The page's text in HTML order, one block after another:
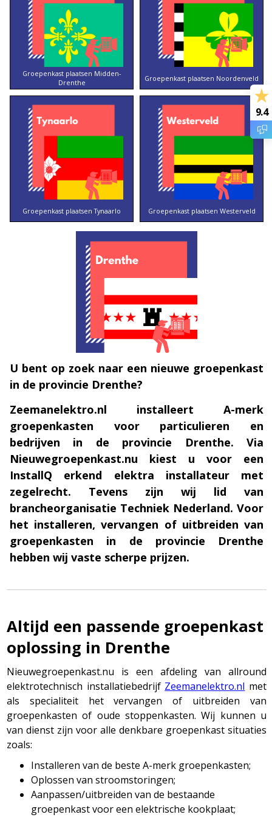
Groepenkast plaatsen Midden-
Drenthe
Groepenkast plaatsen Noordenveld
Groepenkast plaatsen Tynaarlo Groepenkast plaatsen Westerveld
U bent op zoek naar een nieuwe groepenkast
in de provincie Drenthe?
Zeemanelektro.nl installeert A-merk
groepenkasten voor particulieren en
bedrijven in de provincie Drenthe. Via
Nieuwegroepenkast.nu kiest u voor een
InstallQ erkend elektra installateur met
zegelrecht. Tevens zijn wij lid van
brancheorganisatie Techniek Nederland. Voor
het installeren, vervangen of uitbreiden van
groepenkasten in de provincie Drenthe
hebben wij vaste scherpe prijzen.
Altijd een passende groepenkast
oplossing in Drenthe
Nieuwegroepenkast.nu is een afdeling van allround
elektrotechnisch installatiebedrijf Zeemanelektro.nl met
als specialiteit het vervangen of uitbreiden van
groepenkasten of oude stoppenkasten. Wij kunnen u
van dienst zijn voor alle denkbare groepenkast situaties
zoals:
Installeren van de beste A-merk groepenkasten;
Oplossen van stroomstoringen;
Aanpassen/uitbreiden van de bestaande
groepenkast voor een elektrische kookplaat;
9.4